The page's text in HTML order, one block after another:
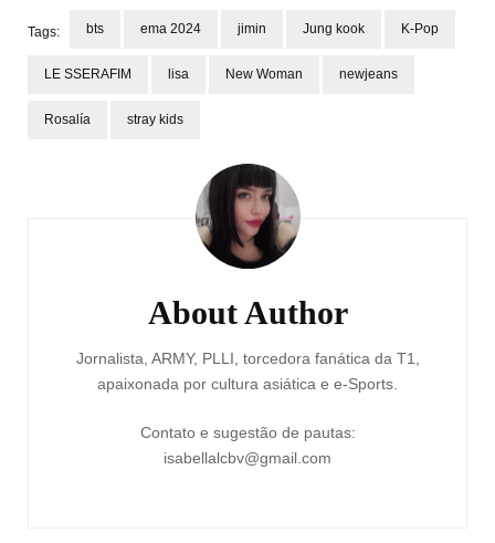
Tags: bts ema 2024 jimin Jung kook K-Pop
LE SSERAFIM lisa New Woman newjeans
Rosalía stray kids
About Author
Jornalista, ARMY, PLLI, torcedora fanática da T1,
apaixonada por cultura asiática e e-Sports.
Contato e sugestão de pautas:
isabellalcbv@gmail.com